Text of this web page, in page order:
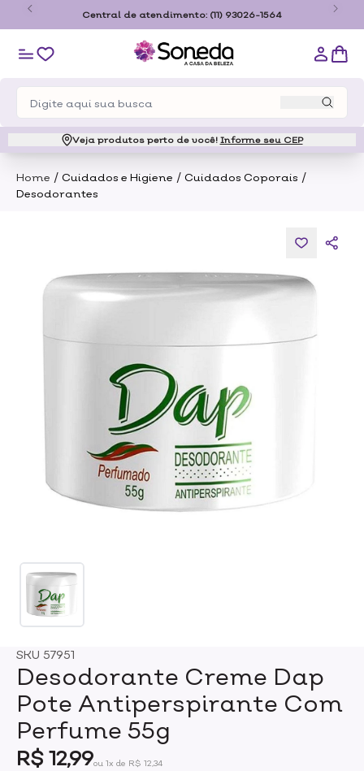
Central de atendimento: (11) 93026-1564
Veja produtos perto de você! Informe seu CEP
Home / Cuidados e Higiene / Cuidados Coporais /
Desodorantes
SKU 57951
Desodorante Creme Dap
Pote Antiperspirante Com
Perfume 55g
R$ 12,99ou 1x de R$ 12,34